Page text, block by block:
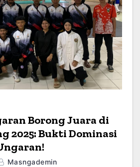
Borong Juara di
2025: Bukti Dominasi
Masngademin